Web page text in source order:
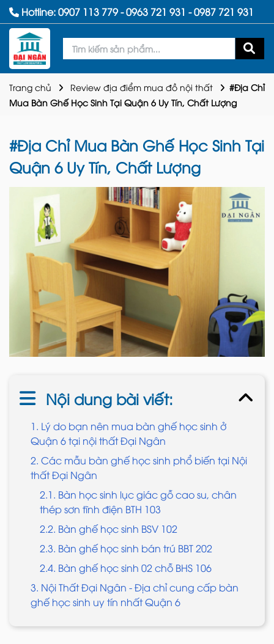
Hotline:0907 113 779-0963 721 931 -0987 721 931
Trang chủ Review địa điểm mua đồ nội thất
#Địa Chỉ
Mua Bàn Ghế Học Sinh Tại Quận 6 Uy Tín, Chất Lượng
#Địa Chỉ Mua Bàn Ghế Học Sinh Tại
Quận 6 Uy Tín, Chất Lượng
Nội dung bài viết:
1. Lý do bạn nên mua bàn ghế học sinh ở
Quận 6 tại nội thất Đại Ngân
2. Các mẫu bàn ghế học sinh phổ biến tại Nội
thất Đại Ngân
2.1. Bàn học sinh lục giác gỗ cao su, chân
thép sơn tĩnh điện BTH 103
2.2. Bàn ghế học sinh BSV 102
2.3. Bàn ghế học sinh bán trú BBT 202
2.4. Bàn ghế học sinh 02 chỗ BHS 106
3. Nội Thất Đại Ngân - Địa chỉ cung cấp bàn
ghế học sinh uy tín nhất Quận 6